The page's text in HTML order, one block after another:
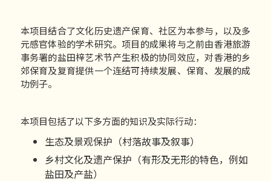
本项目结合了文化历史遗产保育、社区为本参与，以及多
元感官体验的学术研究。项目的成果将与之前由香港旅游
事务署的盐田梓艺术节产生积极的协同效应，对香港的乡
郊保育及复育提供一个连结可持续发展、保育、发展的成
功例子。
本项目包括了以下多方面的知识及实际行动：
生态及景观保护（村落故事及叙事）
乡村文化及遗产保护（有形及无形的特色，例如
盐田及产盐）